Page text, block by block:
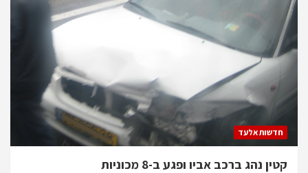
חדשות אלעד
קטין נהג ברכב אביו ופגע ב-8 מכוניות